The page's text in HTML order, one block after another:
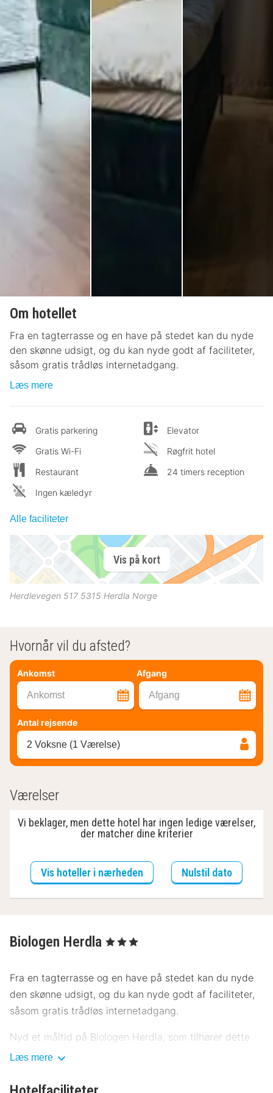
Om hotellet
Fra en tagterrasse og en have på stedet kan du nyde
den skønne udsigt, og du kan nyde godt af faciliteter,
såsom gratis trådløs internetadgang.
Læs mere
Gratis parkering
Gratis Wi-Fi
Restaurant
Ingen kæledyr
Elevator
Røgfrit hotel
24 timers reception
Alle faciliteter
Vis på kort
Herdlevegen 517 5315 Herdla Norge
Hvornår vil du afsted?
Ankomst Afgang
Ankomst Afgang
Antal rejsende
2 Voksne (1 Værelse)
Værelser
Vi beklager, men dette hotel har ingen ledige værelser,
der matcher dine kriterier
Vis hoteller i nærheden Nulstil dato
Biologen Herdla , 3 Stjerner
Fra en tagterrasse og en have på stedet kan du nyde
den skønne udsigt, og du kan nyde godt af faciliteter,
såsom gratis trådløs internetadgang.
Nyd et måltid på Biologen Herdla, som tilhører dette
hotel. Du kan også købe en snack på stedets
baren/loungen. Gratis morgenmadsbuffet serveres på
Læs mere